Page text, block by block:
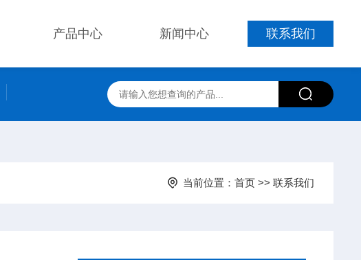
产品中心 新闻中心 联系我们
当前位置： 首页>> 联系我们